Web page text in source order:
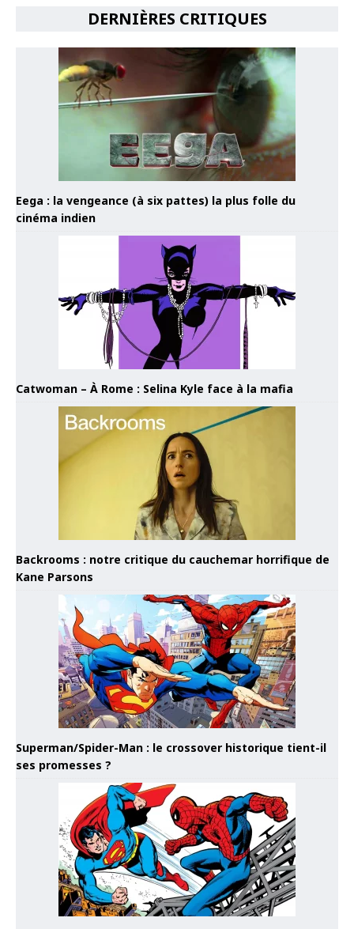
DERNIÈRES CRITIQUES
Eega : la vengeance (à six pattes) la plus folle du
cinéma indien
Catwoman – À Rome : Selina Kyle face à la mafia
Backrooms : notre critique du cauchemar horrifique de
Kane Parsons
Superman/Spider-Man : le crossover historique tient-il
ses promesses ?